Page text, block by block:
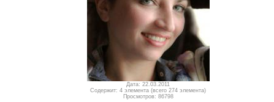
Дата: 22.03.2011
Содержит: 4 элемента (всего 274 элемента)
Просмотров: 86798